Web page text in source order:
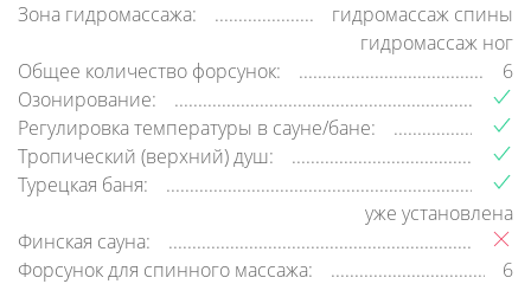
Зона гидромассажа:
гидромассаж спины
гидромассаж ног
Общее количество форсунок:
6
Озонирование:
Регулировка температуры в сауне/бане:
Тропический (верхний) душ:
Турецкая баня:
уже установлена
Финская сауна:
Форсунок для спинного массажа:
6